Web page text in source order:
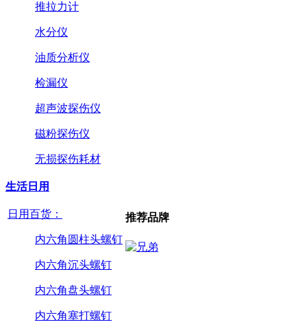
推拉力计
水分仪
油质分析仪
检漏仪
超声波探伤仪
磁粉探伤仪
无损探伤耗材
生活日用
日用百货：
内六角圆柱头螺钉
内六角沉头螺钉
内六角盘头螺钉
内六角塞打螺钉
推荐品牌